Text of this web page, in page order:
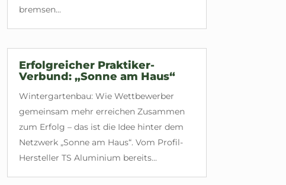
bremsen...
Erfolgreicher Praktiker-
Verbund: „Sonne am Haus“
Wintergartenbau: Wie Wettbewerber
gemeinsam mehr erreichen Zusammen
zum Erfolg – das ist die Idee hinter dem
Netzwerk „Sonne am Haus“. Vom Profil-
Hersteller TS Aluminium bereits...